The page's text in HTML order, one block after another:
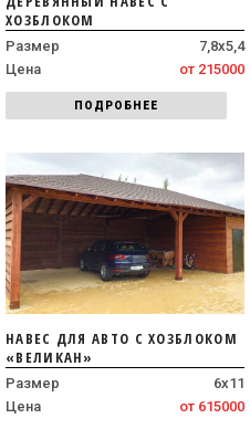
ХОЗБЛОКОМ
Размер
7,8х5,4
Цена
от 215000
ПОДРОБНЕЕ
НАВЕС ДЛЯ АВТО С ХОЗБЛОКОМ
«ВЕЛИКАН»
Размер
6х11
Цена
от 615000